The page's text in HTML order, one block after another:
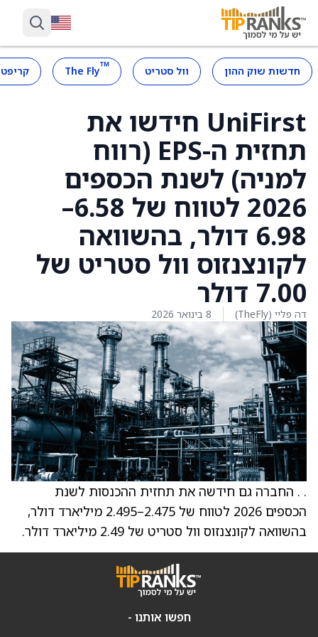
חדשות שוק ההון וול סטריט ™
The Fly
UniFirst חידשו את
תחזית ה-EPS (רווח
למניה) לשנת הכספים
2026 לטווח של 6.58–
6.98 דולר, בהשוואה
לקונצנזוס וול סטריט של
7.00 דולר
דה פליי (TheFly) 8 בינואר 2026
. . החברה גם חידשה את תחזית ההכנסות לשנת
הכספים 2026 לטווח של 2.475–2.495 מיליארד דולר,
בהשוואה לקונצנזוס וול סטריט של 2.49 מיליארד דולר.
חפשו אותנו -